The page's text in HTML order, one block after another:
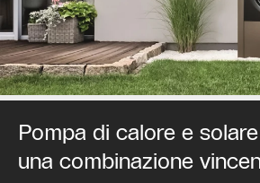
Pompa di calore e
una combinazione